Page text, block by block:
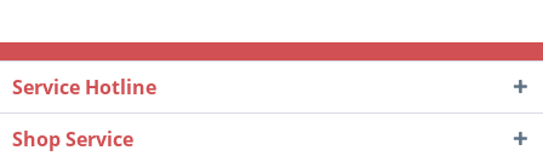
Service Hotline
Shop Service